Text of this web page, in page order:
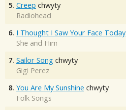
5. Creep chwyty
Radiohead
6. I Thought I Saw Your Face Today
She and Him
7. Sailor Song chwyty
Gigi Perez
8. You Are My Sunshine chwyty
Folk Songs